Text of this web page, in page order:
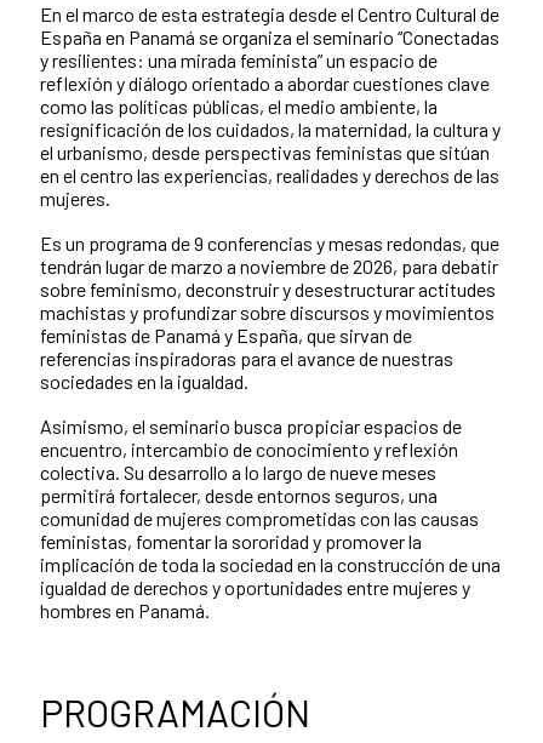
En el marco de esta estrategia desde el Centro Cultural de
España en Panamá se organiza el seminario “Conectadas
y resilientes: una mirada feminista” un espacio de
reflexión y diálogo orientado a abordar cuestiones clave
como las políticas públicas, el medio ambiente, la
resignificación de los cuidados, la maternidad, la cultura y
el urbanismo, desde perspectivas feministas que sitúan
en el centro las experiencias, realidades y derechos de las
mujeres.
Es un programa de 9 conferencias y mesas redondas, que
tendrán lugar de marzo a noviembre de 2026, para debatir
sobre feminismo, deconstruir y desestructurar actitudes
machistas y profundizar sobre discursos y movimientos
feministas de Panamá y España, que sirvan de
referencias inspiradoras para el avance de nuestras
sociedades en la igualdad.
Asimismo, el seminario busca propiciar espacios de
encuentro, intercambio de conocimiento y reflexión
colectiva. Su desarrollo a lo largo de nueve meses
permitirá fortalecer, desde entornos seguros, una
comunidad de mujeres comprometidas con las causas
feministas, fomentar la sororidad y promover la
implicación de toda la sociedad en la construcción de una
igualdad de derechos y oportunidades entre mujeres y
hombres en Panamá.
PROGRAMACIÓN